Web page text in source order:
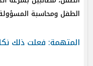
الطفل ومحاسبة
المتهمة: فعلت ذلك